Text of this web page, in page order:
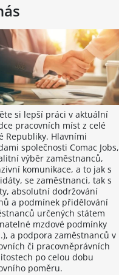
si lepší práci v aktuální
pracovních míst z celé
Republiky. Hlavními
společnosti Comac Jobs,
výběr zaměstnanců,
komunikace, a to jak s
se zaměstnanci, tak s
absolutní dodržování
a podmínek přidělování
určených státem
mzdové podmínky
a podpora zaměstnanců v
či pracovněprávních
po celou dobu
poměru.